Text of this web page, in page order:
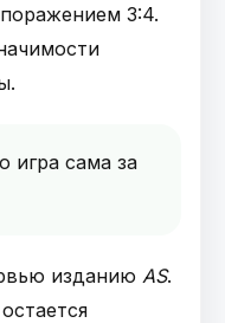
3:4.
игра сама за
изданию AS.